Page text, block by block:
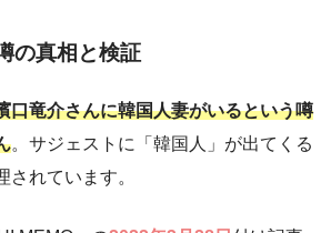
の真相と検証
口竜介さんに韓国人妻がいるという噂
。サジェストに「韓国人」が出てくる
されています。